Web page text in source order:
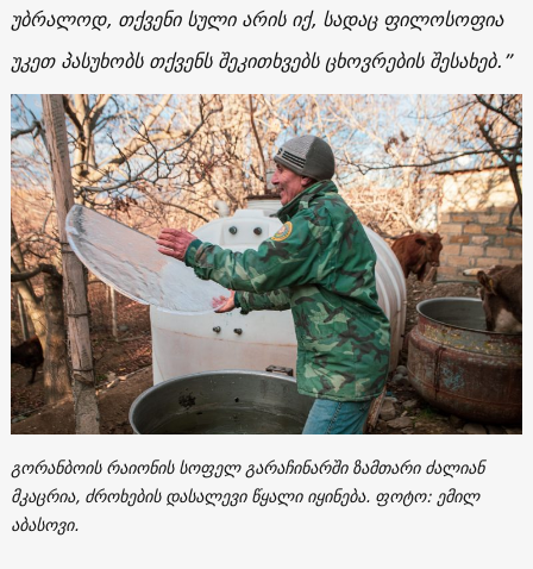
უბრალოდ, თქვენი სული არის იქ, სადაც ფილოსოფია
უკეთ პასუხობს თქვენს შეკითხვებსცხოვრების შესახებ.”
გორანბოის რაიონის სოფელ გარაჩინარში ზამთარი ძალიან
მკაცრია, ძროხების დასალევი წყალი იყინება. ფოტო: ემილ
აბასოვი.